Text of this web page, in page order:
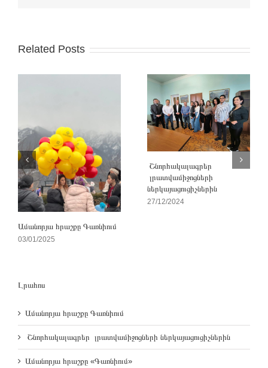
Related Posts
Ամանորյա հրաշքը Գառնիում
03/01/2025
Շնորհակալագրեր
լրատվամիջոցների
ներկայացուցիչներին
27/12/2024
Լրահոս
Ամանորյա հրաշքը Գառնիում
Շնորհակալագրեր լրատվամիջոցների ներկայացուցիչներին
Ամանորյա հրաշքը «Գառնիում»